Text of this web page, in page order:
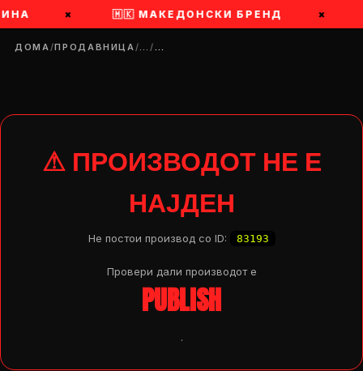
× 🇲🇰 МАКЕДОНСКИ БРЕНД ×
ДОМА/ПРОДАВНИЦА/…/…
⚠ ПРОИЗВОДОТ НЕ Е
НАЈДЕН
Не постои производ со ID: 83193
Провери дали производот e
PUBLISH
.